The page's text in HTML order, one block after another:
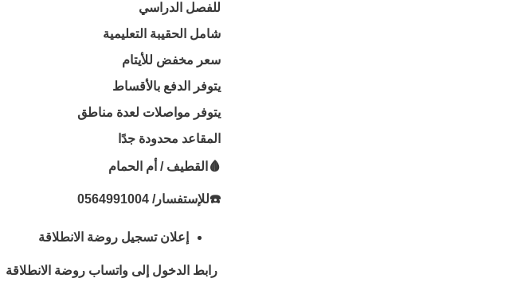
للفصل الدراسي
شامل الحقيبة التعليمية
سعر مخفض للأيتام
يتوفر الدفع بالأقساط
يتوفر مواصلات لعدة مناطق
المقاعد محدودة جدًا
🩸القطيف / أم الحمام
☎️للإستفسار/ 0564991004
إعلان تسجيل روضة الانطلاقة
رابط الدخول إلى واتساب روضة الانطلاقة